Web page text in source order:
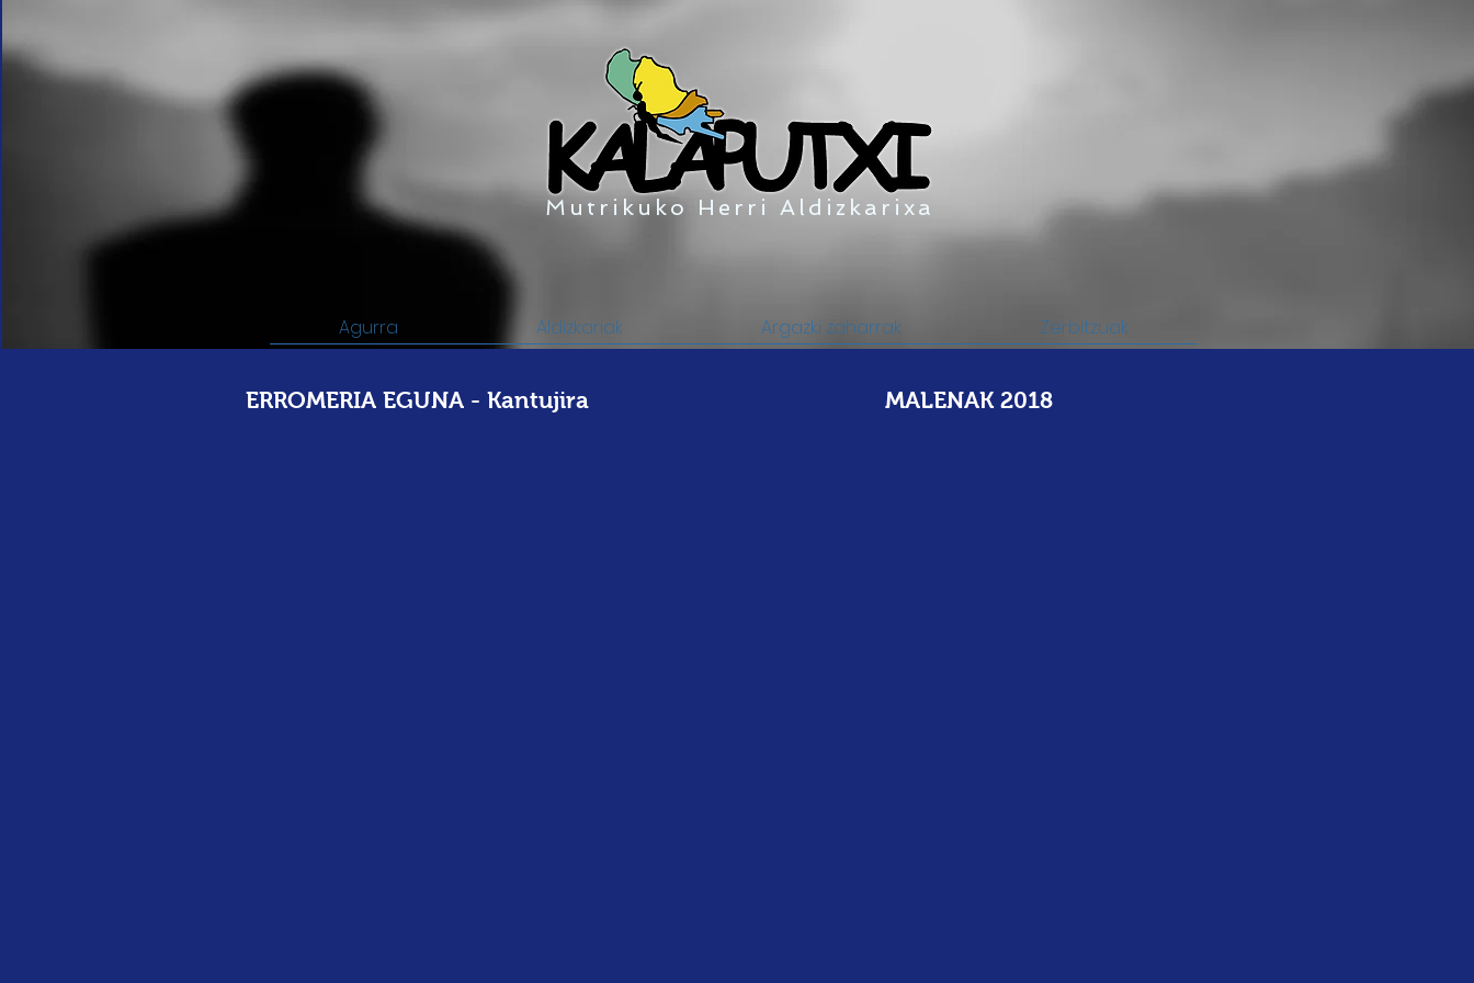
Agurra Aldizkariak Argazki zaharrak Zerbitzuak
Mutrikuko Herri Aldizkarixa
ERROMERIA EGUNA - Kantujira MALENAK 2018